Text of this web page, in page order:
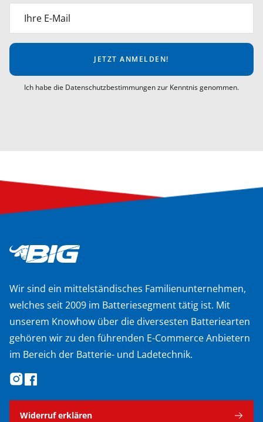
Ihre E-Mail
JETZT ANMELDEN!
Ich habe die Datenschutzbestimmungen zur Kenntnis genommen.
Wir sind ein mittelständisches Familienunternehmen,
welches seit 2009 im Batteriesegment tätig ist. Mit
unserem Knowhow über die diversesten Batteriearten
gehören wir zu den führenden E-Commerce Anbietern
im Bereich der Batterie- und Ladetechnik.
Widerruf erklären